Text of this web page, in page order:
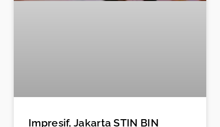
Impresif, Jakarta STIN BIN